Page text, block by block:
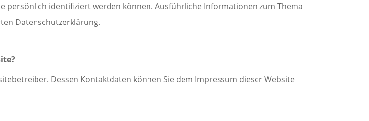
persönlich identifiziert werden können. Ausführliche Informationen zum Thema
Datenschutzerklärung.
Dessen Kontaktdaten können Sie dem Impressum dieser Website